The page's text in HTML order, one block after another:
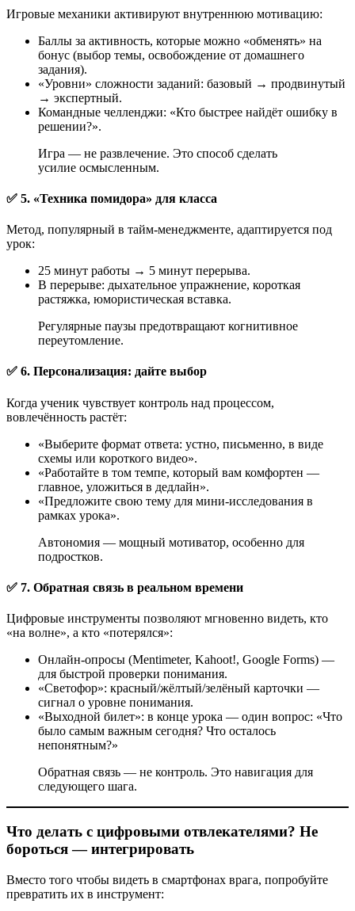
Игровые механики активируют внутреннюю мотивацию:
Баллы за активность, которые можно «обменять» на
бонус (выбор темы, освобождение от домашнего
задания).
«Уровни» сложности заданий: базовый → продвинутый
→ экспертный.
Командные челленджи: «Кто быстрее найдёт ошибку в
решении?».
Игра — не развлечение. Это способ сделать
усилие осмысленным.
✅ 5. «Техника помидора» для класса
Метод, популярный в тайм-менеджменте, адаптируется под
урок:
25 минут работы → 5 минут перерыва.
В перерыве: дыхательное упражнение, короткая
растяжка, юмористическая вставка.
Регулярные паузы предотвращают когнитивное
переутомление.
✅ 6. Персонализация: дайте выбор
Когда ученик чувствует контроль над процессом,
вовлечённость растёт:
«Выберите формат ответа: устно, письменно, в виде
схемы или короткого видео».
«Работайте в том темпе, который вам комфортен —
главное, уложиться в дедлайн».
«Предложите свою тему для мини-исследования в
рамках урока».
Автономия — мощный мотиватор, особенно для
подростков.
✅ 7. Обратная связь в реальном времени
Цифровые инструменты позволяют мгновенно видеть, кто
«на волне», а кто «потерялся»:
Онлайн-опросы (Mentimeter, Kahoot!, Google Forms) —
для быстрой проверки понимания.
«Светофор»: красный/жёлтый/зелёный карточки —
сигнал о уровне понимания.
«Выходной билет»: в конце урока — один вопрос: «Что
было самым важным сегодня? Что осталось
непонятным?»
Обратная связь — не контроль. Это навигация для
следующего шага.
Что делать с цифровыми отвлекателями? Не
бороться — интегрировать
Вместо того чтобы видеть в смартфонах врага, попробуйте
превратить их в инструмент: